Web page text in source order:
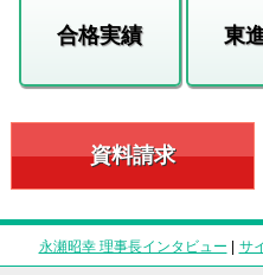
合格実績 東
資料請求
永瀬昭幸 理事長インタビュー | サ